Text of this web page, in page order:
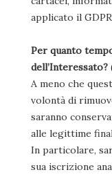
applicato il
Per quanto
dell’Interessato?
A meno che
volontà di
saranno
alle legittime
In particolare,
sua iscrizione